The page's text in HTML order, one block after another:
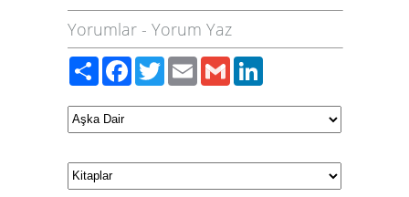
Yorumlar - Yorum Yaz
PaylaşFacebook
TwitterEmailGmail